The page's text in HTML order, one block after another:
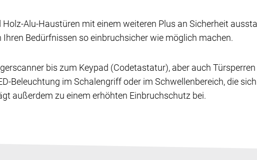
Alu-Haustüren mit einem weiteren Plus an Sicherheit
Ihren Bedürfnissen so einbruchsicher wie möglich machen.
bis zum Keypad (Codetastatur), aber auch Türsperren
Beleuchtung im Schalengriff oder im Schwellenbereich, die
außerdem zu einem erhöhten Einbruchschutz bei.